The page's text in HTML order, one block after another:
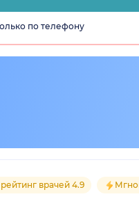
по телефону
врачей 4.9